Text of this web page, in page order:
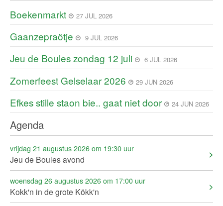
Boekenmarkt 27 JUL 2026
Gaanzepraötje 9 JUL 2026
Jeu de Boules zondag 12 juli 6 JUL 2026
Zomerfeest Gelselaar 2026 29 JUN 2026
Efkes stille staon bie.. gaat niet door 24 JUN 2026
Agenda
vrijdag 21 augustus 2026 om 19:30 uur
Jeu de Boules avond
woensdag 26 augustus 2026 om 17:00 uur
Kokk'n in de grote Kökk'n